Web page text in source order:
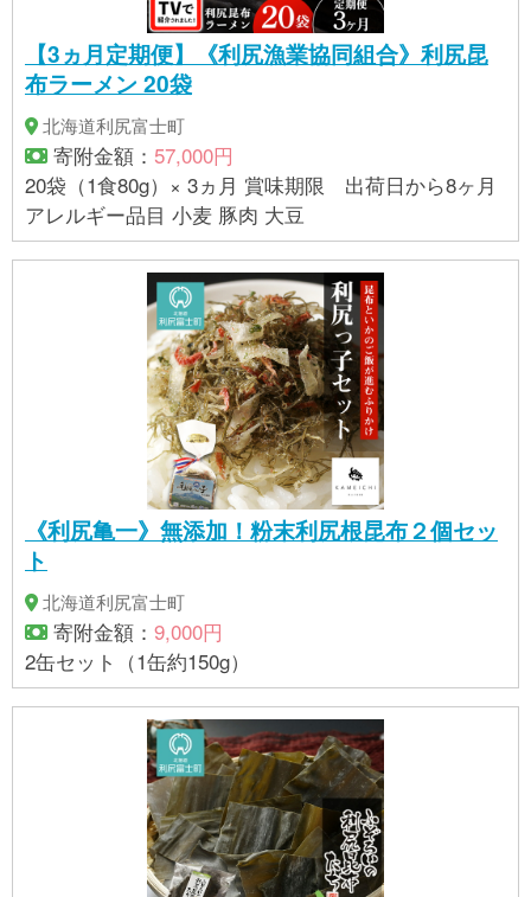
【3ヵ月定期便】《利尻漁業協同組合》利尻昆
布ラーメン 20袋
北海道利尻富士町
寄附金額： 57,000円
20袋（1食80g）× 3ヵ月 賞味期限 出荷日から8ヶ月
アレルギー品目 小麦 豚肉 大豆
《利尻亀一》無添加！粉末利尻根昆布２個セッ
ト
北海道利尻富士町
寄附金額： 9,000円
2缶セット（1缶約150g）